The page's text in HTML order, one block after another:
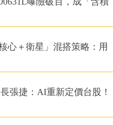
心＋衛星」混搭策略：用
張捷：AI重新定價台股！